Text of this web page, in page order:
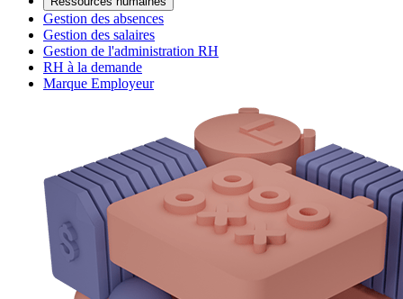
Gestion des absences
Gestion des salaires
Gestion de l'administration RH
RH à la demande
Marque Employeur